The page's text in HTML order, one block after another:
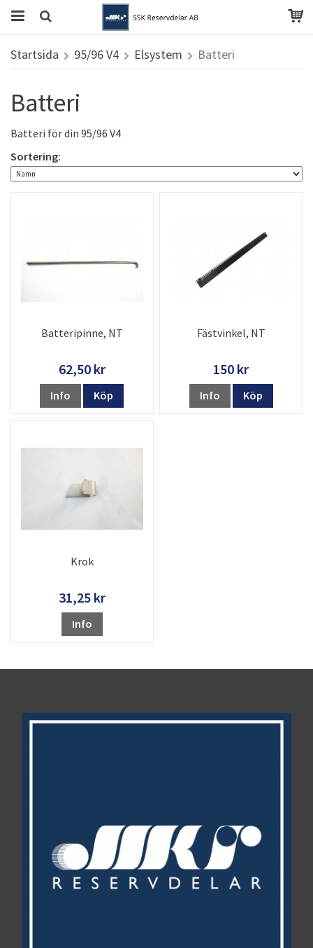
Startsida 95/96 V4 Elsystem Batteri
Batteri
Batteri för din 95/96 V4
Sortering:
Batteripinne, NT
62,50 kr
Info Köp
Fästvinkel, NT
150 kr
Info Köp
Krok
31,25 kr
Info